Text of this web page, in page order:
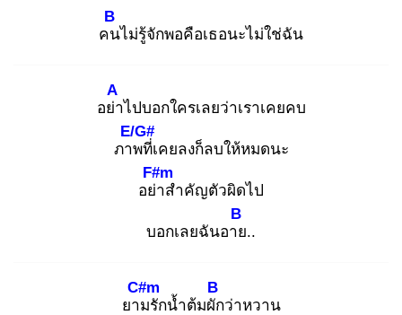
คน
B
ไม่รู้จักพอคือเธอนะไม่ใช่ฉัน
อย่า
A
ไปบอกใครเลยว่าเราเคยคบ
ภาพ
E/G#
ที่เคยลงก็ลบให้หมดนะ
อย่า
F#m
สำคัญตัวผิดไป
บอกเลยฉันอาย
B
..
ยาม
C#m
รักน้ำต้มผัก
B
ว่าหวาน